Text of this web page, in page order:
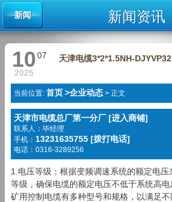
新闻 新闻资讯
07
10
2025
天津电缆3*2*1.5NH-
当前位置: 首页>企业动态 > 正文
天津市电缆总厂第一分厂 [进入商铺]
联系人：毕经理
手机： 13231635755 [拨打电话]
电话：0316-3289256
1.电压等级：根据变频调速系统的额定电
等级，确保电缆的额定电压不低于系统高电
矿用控制电缆有多种型号和规格，以满足不